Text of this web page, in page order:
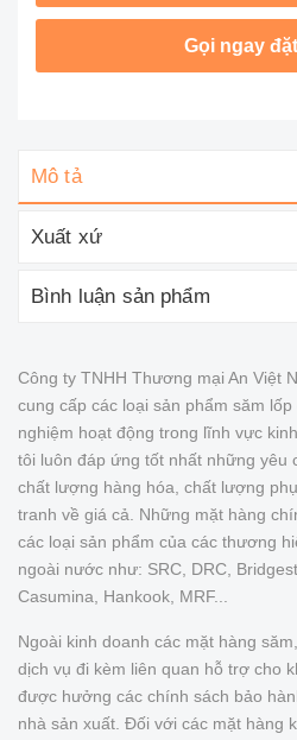
Gọi ngay
Mô tả
Xuất xứ
Bình luận sản phẩm
Công ty TNHH Thương mại An Việt
cung cấp các loại sản phẩm săm
nghiệm hoạt động trong lĩnh vực
tôi luôn đáp ứng tốt nhất những yêu
chất lượng hàng hóa, chất lượng
tranh về giá cả. Những mặt hàng
các loại sản phẩm của các thương
ngoài nước như: SRC, DRC,
Casumina, Hankook, MRF...
Ngoài kinh doanh các mặt hàng
dịch vụ đi kèm liên quan hỗ trợ cho
được hưởng các chính sách bảo
nhà sản xuất. Đối với các mặt hàng